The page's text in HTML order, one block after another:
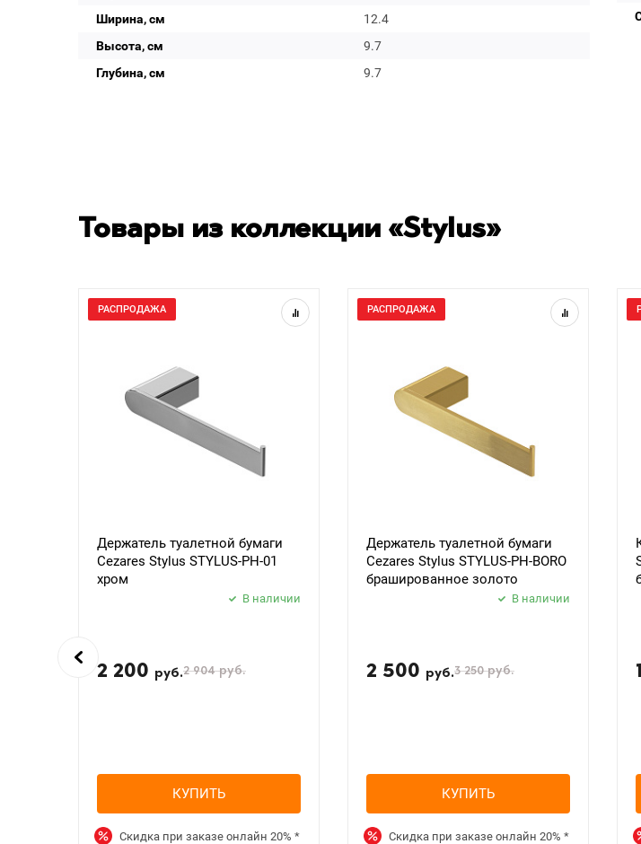
Ширина, см
12.4
Высота, см
9.7
Глубина, см
9.7
Товары из коллекции «Stylus»
РАСПРОДАЖА
Держатель туалетной бумаги
Cezares Stylus STYLUS-PH-01
хром
В наличии
2 200 руб.2 904руб.
КУПИТЬ
Скидка при заказе онлайн 20% *
РАСПРОДАЖА
Держатель туалетной бумаги
Cezares Stylus STYLUS-PH-BORO
брашированное золото
В наличии
2 500 руб.3 250руб.
КУПИТЬ
Скидка при заказе онлайн 20% *